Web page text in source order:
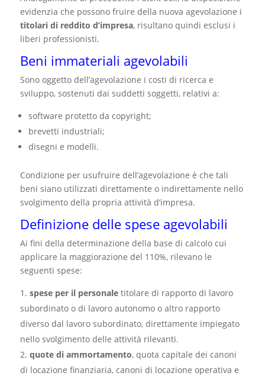
evidenzia che possono fruire della nuova agevolazione i
titolari di reddito d’impresa, risultano quindi esclusi i
liberi professionisti.
Beni immateriali agevolabili
Sono oggetto dell’agevolazione i costi di ricerca e
sviluppo, sostenuti dai suddetti soggetti, relativi a:
software protetto da copyright;
brevetti industriali;
disegni e modelli.
Condizione per usufruire dell’agevolazione è che tali
beni siano utilizzati direttamente o indirettamente nello
svolgimento della propria attività d’impresa.
Definizione delle spese agevolabili
Ai fini della determinazione della base di calcolo cui
applicare la maggiorazione del 110%, rilevano le
seguenti spese:
spese per il personaletitolare di rapporto di lavoro
subordinato o di lavoro autonomo o altro rapporto
diverso dal lavoro subordinato, direttamente impiegato
nello svolgimento delle attività rilevanti.
quote di ammortamento, quota capitale dei canoni
di locazione finanziaria, canoni di locazione operativa e